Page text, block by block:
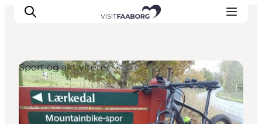
Overnatning
Spisesteder
Sport og aktiviteter